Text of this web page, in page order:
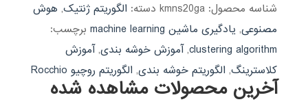
شناسه محصول: kmns20ga دسته: الگوریتم ژنتیک, هوش
مصنوعی, یادگیری ماشین machine learning
برچسب:
clustering algorithm
,آموزش خوشه بندی,آموزش
کلاسترینگ, الگوریتم خوشه بندی, الگوریتم روچیو Rocchio
آخرین محصولات مشاهده شده